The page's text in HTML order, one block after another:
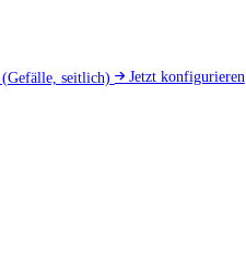
(Gefälle, seitlich)
Jetzt konfigurieren